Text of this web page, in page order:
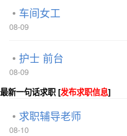
车间女工
08-09
护士 前台
08-09
最新一句话求职 [发布求职信息]
求职辅导老师
08-10